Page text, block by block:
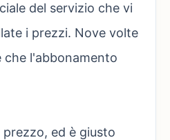
del servizio che vi
i prezzi. Nove volte
che l'abbonamento
ed è giusto